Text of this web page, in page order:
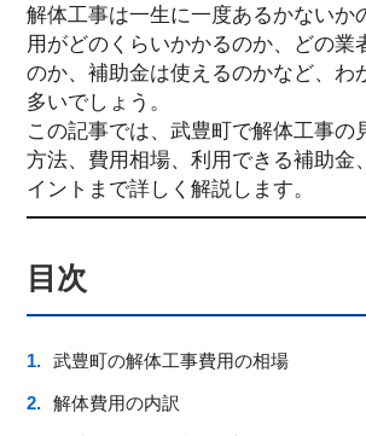
解体工事は一生に一度あるかないか
用がどのくらいかかるのか、どの業
のか、補助金は使えるのかなど、わ
多いでしょう。
この記事では、武豊町で解体工事の
方法、費用相場、利用できる補助金
イントまで詳しく解説します。
目次
武豊町の解体工事費用の相場
解体費用の内訳